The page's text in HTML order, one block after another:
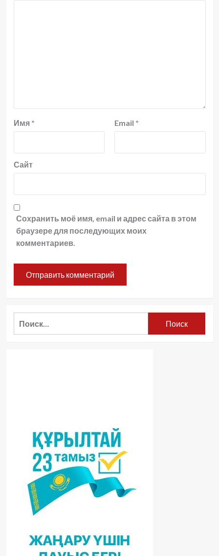
Имя * Email *
Сайт
Сохранить моё имя, email и адрес сайта в этом
браузере для последующих моих
комментариев.